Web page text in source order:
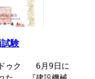
験
ドゥク 6月9日に